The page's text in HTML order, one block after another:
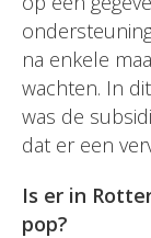
na enkele
wachten. In
was de
dat er een
Is er in
pop?